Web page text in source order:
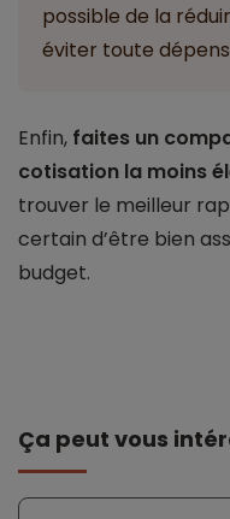
possible de la
éviter toute
Enfin, faites un
cotisation la moins
trouver le meilleur
certain d’être bien
budget.
Ça peut vous